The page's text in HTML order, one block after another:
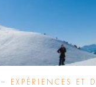
EXPÉRIENCES ET